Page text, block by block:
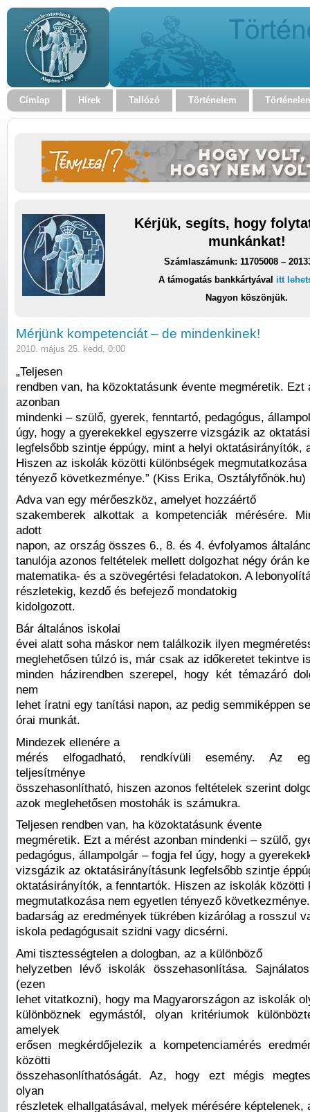
Címlap Hírek Tallózó Történelem
Kérjük, segíts, hogy
munkánkat!
Számlaszámunk: 11705008 –
A támogatás bankkártyával itt
Nagyon köszönjük.
Mérjünk kompetenciát – de mindenkinek!
2010. május 25. kedd, 0:00
„Teljesen
rendben van, ha közoktatásunk évente megméretik. Ezt
azonban
mindenki – szülő, gyerek, fenntartó, pedagógus,
úgy, hogy a gyerekekkel egyszerre vizsgázik az
legfelsőbb szintje éppúgy, mint a helyi oktatásirányítók,
Hiszen az iskolák közötti különbségek megmutatkozása
tényező következménye.” (Kiss Erika, Osztályfőnök.hu)
Adva van egy mérőeszköz, amelyet hozzáértő
szakemberek alkottak a kompetenciák mérésére.
adott
napon, az ország összes 6., 8. és 4. évfolyamos
tanulója azonos feltételek mellett dolgozhat négy órán
matematika- és a szövegértési feladatokon. A
részletekig, kezdő és befejező mondatokig
kidolgozott.
Bár általános iskolai
évei alatt soha máskor nem találkozik ilyen
meglehetősen túlzó is, már csak az időkeretet tekintve
minden házirendben szerepel, hogy két témazáró
nem
lehet íratni egy tanítási napon, az pedig semmiképpen
órai munkát.
Mindezek ellenére a
mérés elfogadható, rendkívüli esemény. Az
teljesítménye
összehasonlítható, hiszen azonos feltételek szerint
azok meglehetősen mostohák is számukra.
Teljesen rendben van, ha közoktatásunk évente
megméretik. Ezt a mérést azonban mindenki – szülő,
pedagógus, állampolgár – fogja fel úgy, hogy a
vizsgázik az oktatásirányításunk legfelsőbb szintje
oktatásirányítók, a fenntartók. Hiszen az iskolák közötti
megmutatkozása nem egyetlen tényező
badarság az eredmények tükrében kizárólag a rosszul
iskola pedagógusait szidni vagy dicsérni.
Ami tisztességtelen a dologban, az a különböző
helyzetben lévő iskolák összehasonlítása.
(ezen
lehet vitatkozni), hogy ma Magyarországon az iskolák
különböznek egymástól, olyan kritériumok
amelyek
erősen megkérdőjelezik a kompetenciamérés
közötti
összehasonlíthatóságát. Az, hogy ezt mégis
olyan
részletek elhallgatásával, melyek mérésére képtelenek,